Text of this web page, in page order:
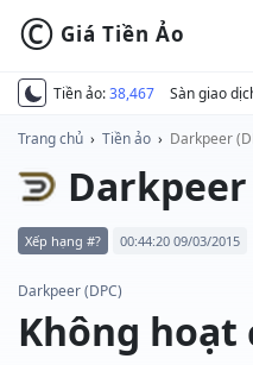
Tiền ảo:38,467 Sàn giao
© Giá Tiền Ảo
Trang chủ › Tiền ảo › Darkpeer
Darkpeer
Xếp hạng #? 00:44:20 09/03/2015
Darkpeer (DPC)
Không hoạt